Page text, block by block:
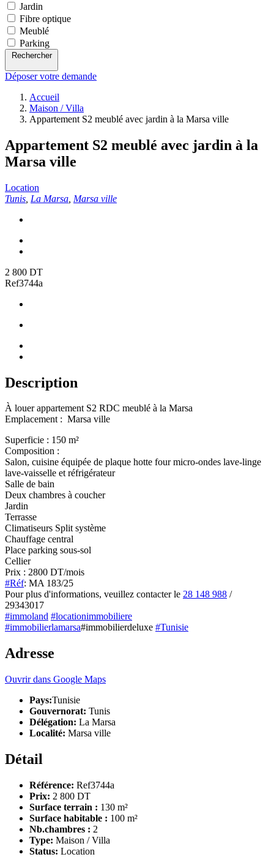
Jardin
Fibre optique
Meublé
Parking
Rechercher
Déposer votre demande
Accueil
Maison / Villa
Appartement S2 meublé avec jardin à la Marsa ville
Appartement S2 meublé avec jardin à la
Marsa ville
Location
Tunis La Marsa Marsa ville
2 800 DT
Ref3744a
Description
À louer appartement S2 RDC meublé à la Marsa
Emplacement : Marsa ville
Superficie : 150 m²
Composition :
Salon, cuisine équipée de plaque hotte four micro-ondes lave-linge
lave-vaisselle et réfrigérateur
Salle de bain
Deux chambres à coucher
Jardin
Terrasse
Climatiseurs Split système
Chauffage central
Place parking sous-sol
Cellier
Prix : 2800 DT/mois
#Réf: MA 183/25
Pour plus d'informations, veuillez contacter le 28 148 988 /
29343017
#immoland #locationimmobiliere
#immobilierlamarsa#immobilierdeluxe #Tunisie
Adresse
Ouvrir dans Google Maps
Pays:Tunisie
Gouvernorat: Tunis
Délégation: La Marsa
Localité: Marsa ville
Détail
Référence: Ref3744a
Prix: 2 800 DT
Surface terrain : 130 m²
Surface habitable : 100 m²
Nb.chambres : 2
Type: Maison / Villa
Status: Location